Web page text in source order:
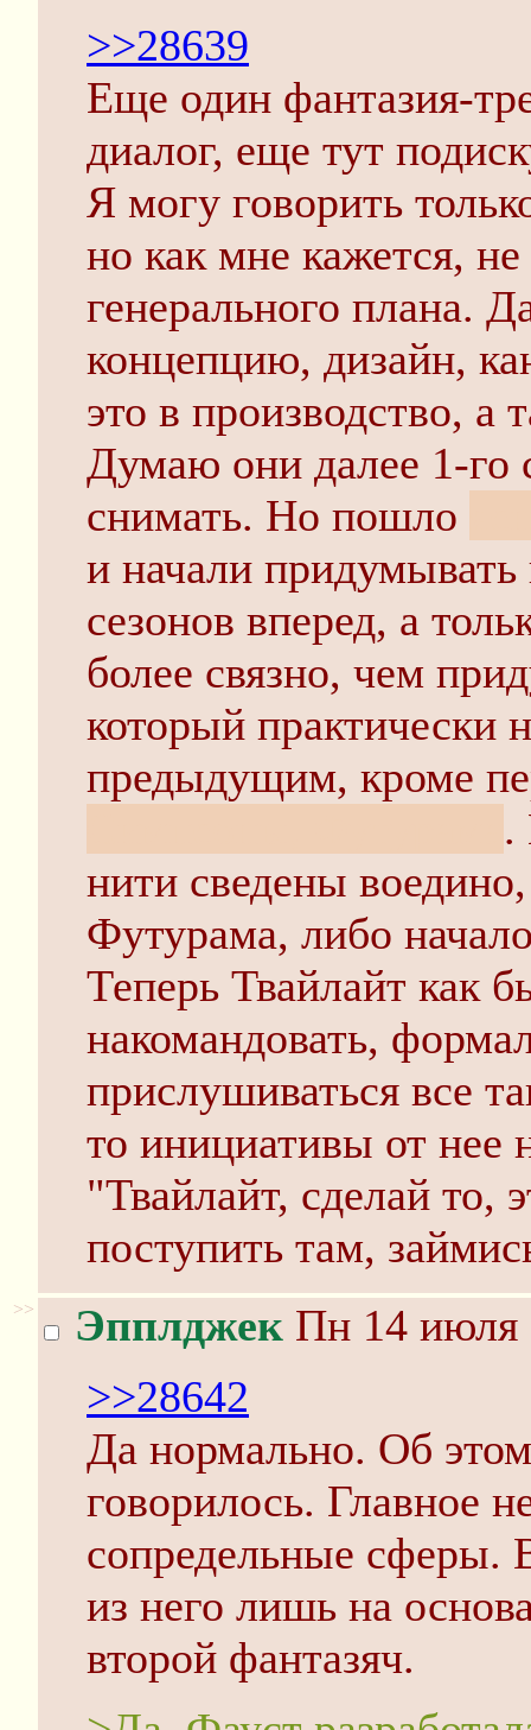
>>28639
Еще один фантазия-
диалог, еще тут
Я могу говорить
но как мне кажется,
генерального плана.
концепцию, дизайн,
это в производство, а
Думаю они далее 1-го
снимать. Но пошло
и начали
сезонов вперед, а
более связно, чем
который практически
предыдущим, кроме
.
нити сведены
Футурама, либо
Теперь Твайлайт как
накомандовать,
прислушиваться все
то инициативы от нее
"Твайлайт, сделай то,
поступить там,
>> Эпплджек Пн 14 июля
>>28642
Да нормально. Об
говорилось. Главное
сопредельные сферы.
из него лишь на
второй фантазяч.